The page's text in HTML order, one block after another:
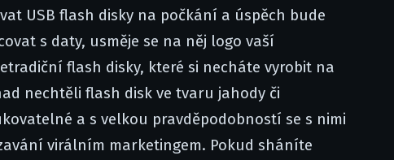
USB flash disky na počkání a úspěch bude
s daty, usměje se na něj logo vaší
flash disky, které si necháte vyrobit na
nechtěli flash disk ve tvaru jahody či
a s velkou pravděpodobností se s nimi
virálním marketingem. Pokud sháníte